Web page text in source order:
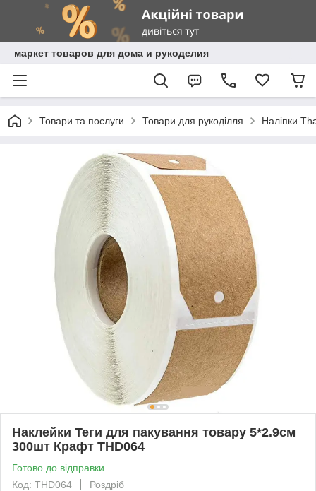
маркет товаров для дома и рукоделия
Товари та послуги Товари для рукоділля Наліпки
Наклейки Теги для пакування товару 5*2.9см
300шт Крафт THD064
Готово до відправки
Код: THD064
Роздріб